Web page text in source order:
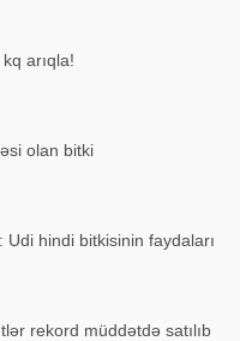
arıqla!
olan bitki
hindi bitkisinin faydaları
rekord müddətdə satılıb